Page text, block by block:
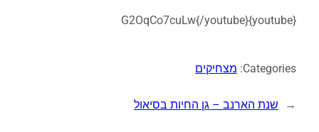
{youtube}G2OqCo7cuLw{/youtube}
Categories: מצחיקים
← שנת הארנב – גן החיות בסיאול